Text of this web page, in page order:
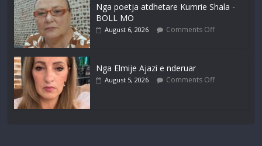
Nga poetja atdhetare Kumrie Shala -
BOLL MO
August 6, 2026 Comments Off
Nga Elmije Ajazi e nderuar
August 5, 2026 Comments Off